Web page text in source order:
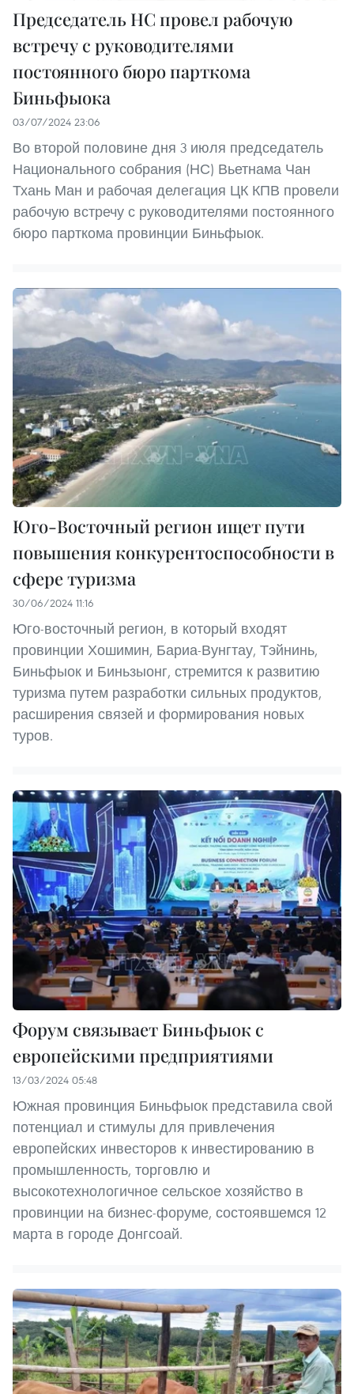
Председатель НС провел рабочую
встречу с руководителями
постоянного бюро парткома
Биньфыока
03/07/2024 23:06
Во второй половине дня 3 июля председатель
Национального собрания (НС) Вьетнама Чан
Тхань Ман и рабочая делегация ЦК КПВ провели
рабочую встречу с руководителями постоянного
бюро парткома провинции Биньфыок.
Юго-Восточный регион ищет пути
повышения конкурентоспособности в
сфере туризма
30/06/2024 11:16
Юго-восточный регион, в который входят
провинции Хошимин, Бариа-Вунгтау, Тэйнинь,
Биньфыок и Биньзыонг, стремится к развитию
туризма путем разработки сильных продуктов,
расширения связей и формирования новых
туров.
Форум связывает Биньфыок с
европейскими предприятиями
13/03/2024 05:48
Южная провинция Биньфыок представила свой
потенциал и стимулы для привлечения
европейских инвесторов к инвестированию в
промышленность, торговлю и
высокотехнологичное сельское хозяйство в
провинции на бизнес-форуме, состоявшемся 12
марта в городе Донгсоай.